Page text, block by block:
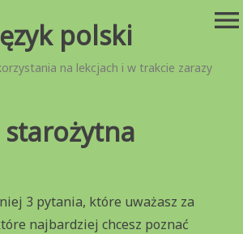
polski
na lekcjach i w trakcie zarazy
menu
starożytna
3 pytania, które uważasz za
najbardziej chcesz poznać